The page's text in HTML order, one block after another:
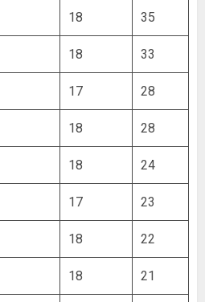
18 35
18 33
17 28
18 28
18 24
17 23
18 22
18 21